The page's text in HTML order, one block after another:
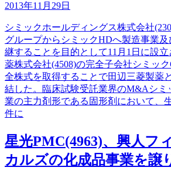
2013年11月29日
シミックホールディングス株式会社
グループからシミックHDへ製造事業
継することを目的として11月1日に設
薬株式会社(4508)の完全子会社シミッ
全株式を取得することで田辺三菱製薬
結した。臨床試験受託業界のM&Aシミ
業の主力剤形である固形剤において、
件に
星光PMC(4963)、興人フ
カルズの化成品事業を譲